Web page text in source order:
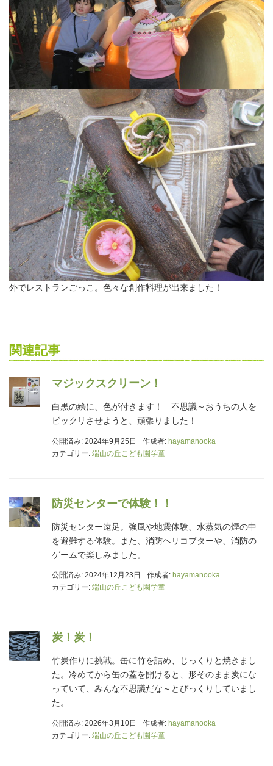
外でレストランごっこ。色々な創作料理が出来ました！
関連記事
マジックスクリーン！
白黒の絵に、色が付きます！ 不思議～おうちの人を
ビックリさせようと、頑張りました！
公開済み: 2024年9月25日 作成者: hayamanooka
カテゴリー: 端山の丘こども園学童
防災センターで体験！！
防災センター遠足。強風や地震体験、水蒸気の煙の中
を避難する体験。また、消防ヘリコプターや、消防の
ゲームで楽しみました。
公開済み: 2024年12月23日 作成者: hayamanooka
カテゴリー: 端山の丘こども園学童
炭！炭！
竹炭作りに挑戦。缶に竹を詰め、じっくりと焼きまし
た。冷めてから缶の蓋を開けると、形そのまま炭にな
っていて、みんな不思議だな～とびっくりしていまし
た。
公開済み: 2026年3月10日 作成者: hayamanooka
カテゴリー: 端山の丘こども園学童